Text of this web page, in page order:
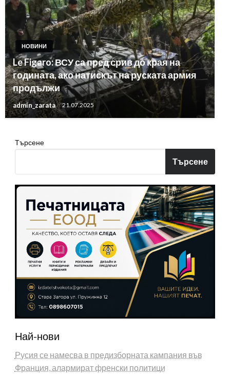
НОВИНИ
Le Figaro: ВСУ са пред срив до края на
годината, ако натискът на руската армия
продължи
admin_zarata 21.07.2025
Търсене
Търсене
Най-нови
Русия се намесва в предизборната кампания във
Франция, алармират френски политици